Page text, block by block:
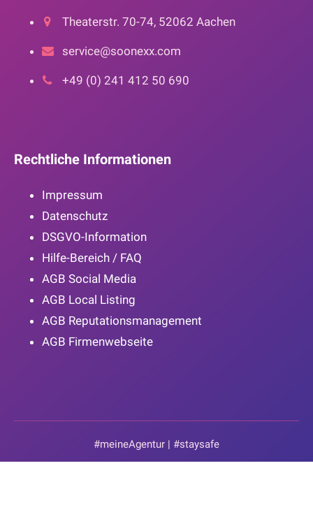
Theaterstr. 70-74, 52062 Aachen
service@soonexx.com
+49 (0) 241 412 50 690
Rechtliche Informationen
Impressum
Datenschutz
DSGVO-Information
Hilfe-Bereich / FAQ
AGB Social Media
AGB Local Listing
AGB Reputationsmanagement
AGB Firmenwebseite
#meineAgentur | #staysafe